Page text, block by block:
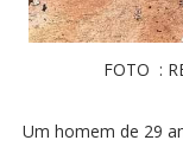
FOTO :
Um homem de 29